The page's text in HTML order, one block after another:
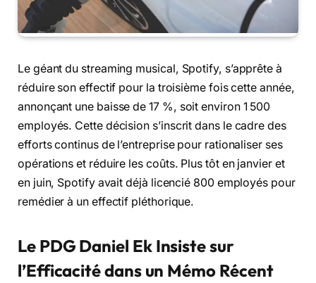
Le géant du streaming musical, Spotify, s’apprête à
réduire son effectif pour la troisième fois cette année,
annonçant une baisse de 17 %, soit environ 1 500
employés. Cette décision s’inscrit dans le cadre des
efforts continus de l’entreprise pour rationaliser ses
opérations et réduire les coûts. Plus tôt en janvier et
en juin, Spotify avait déjà licencié 800 employés pour
remédier à un effectif pléthorique.
Le PDG Daniel Ek Insiste sur
l’Efficacité dans un Mémo Récent